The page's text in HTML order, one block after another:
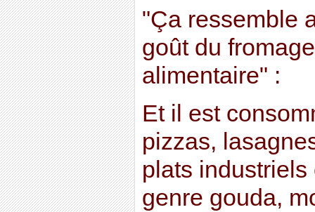
"Ça ressemble
goût du
alimentaire" :
Et il est
pizzas,
plats
genre gouda,